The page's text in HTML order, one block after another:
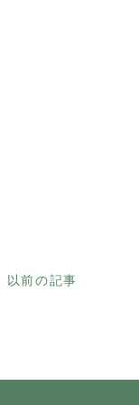
以前の記事